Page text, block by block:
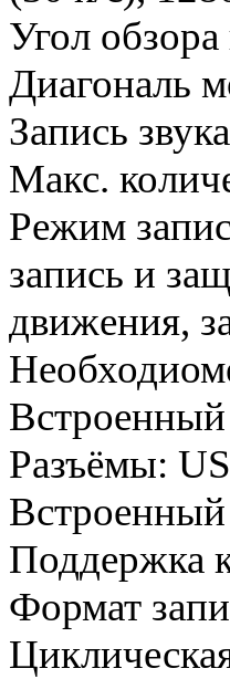
Угол
Диагональ
Запись звука
Макс.
Режим
запись и
движения,
Встроенный
Разъёмы:
Поддержка
Формат